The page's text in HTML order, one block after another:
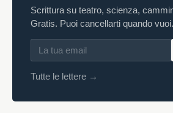
Scrittura su teatro, scienza,
Gratis. Puoi cancellarti quando vuoi.
Tutte le lettere →